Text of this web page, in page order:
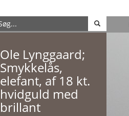
Ole Lynggaard;
Smykkelås,
elefant, af 18 kt.
hvidguld med
brillant